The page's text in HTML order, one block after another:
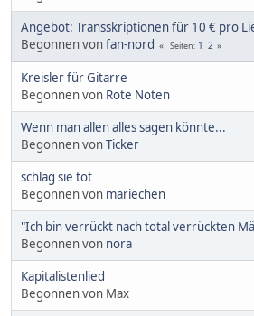
Angebot: Transskriptionen für 10 € pro
Begonnen vonfan-nord Seiten 1 2
Kreisler für Gitarre
Begonnen von Rote Noten
Wenn man allen alles sagen könnte...
Begonnen vonTicker
schlag sie tot
Begonnen von mariechen
"Ich bin verrückt nach total verrückten
Begonnen von nora
Kapitalistenlied
Begonnen von Max